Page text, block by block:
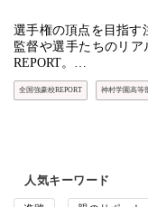
選手権の頂点を目指す
監督や選手たちのリ
REPORT。…
全国強豪校REPORT 神村学園高等
人気キーワード